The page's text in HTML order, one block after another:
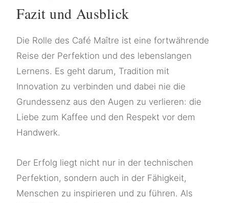
Fazit und Ausblick
Die Rolle des Café Maître ist eine fortwährende
Reise der Perfektion und des lebenslangen
Lernens. Es geht darum, Tradition mit
Innovation zu verbinden und dabei nie die
Grundessenz aus den Augen zu verlieren: die
Liebe zum Kaffee und den Respekt vor dem
Handwerk.
Der Erfolg liegt nicht nur in der technischen
Perfektion, sondern auch in der Fähigkeit,
Menschen zu inspirieren und zu führen. Als